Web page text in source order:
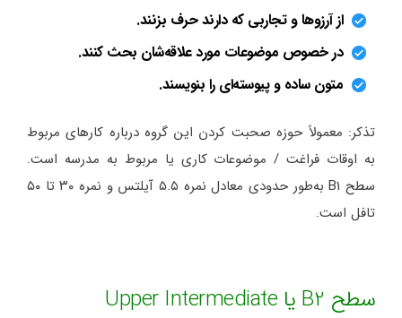
از آرزوها و تجاربی که دارند حرف بزنند.
در خصوص موضوعات مورد علاقه‌شان بحث کنند.
متون ساده و پیوسته‌ای را بنویسند.
تذکر: معمولاً حوزه صحبت کردن این گروه درباره کارهای مربوط
به اوقات فراغت / موضوعات کاری یا مربوط به مدرسه است.
سطح B1 به‌طور حدودی معادل نمره ۵.۵ آیلتس و نمره ۳۰ تا ۵۰
تافل است.
سطح B2 یا Upper Intermediate